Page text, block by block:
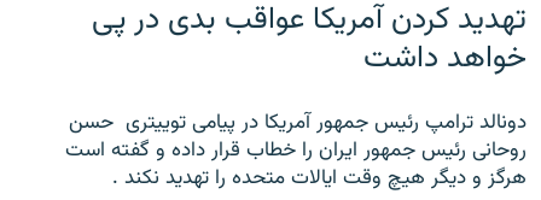
تهدید کردن آمریکا عواقب بدی در پی
خواهد داشت
دونالد ترامپ رئیس جمهور آمریکا در پیامی توییتری ‌ حسن
روحانی رئیس جمهور ایران را خطاب قرار داده و گفته است
هرگز و دیگر هیچ وقت ایالات متحده را تهدید نکند .